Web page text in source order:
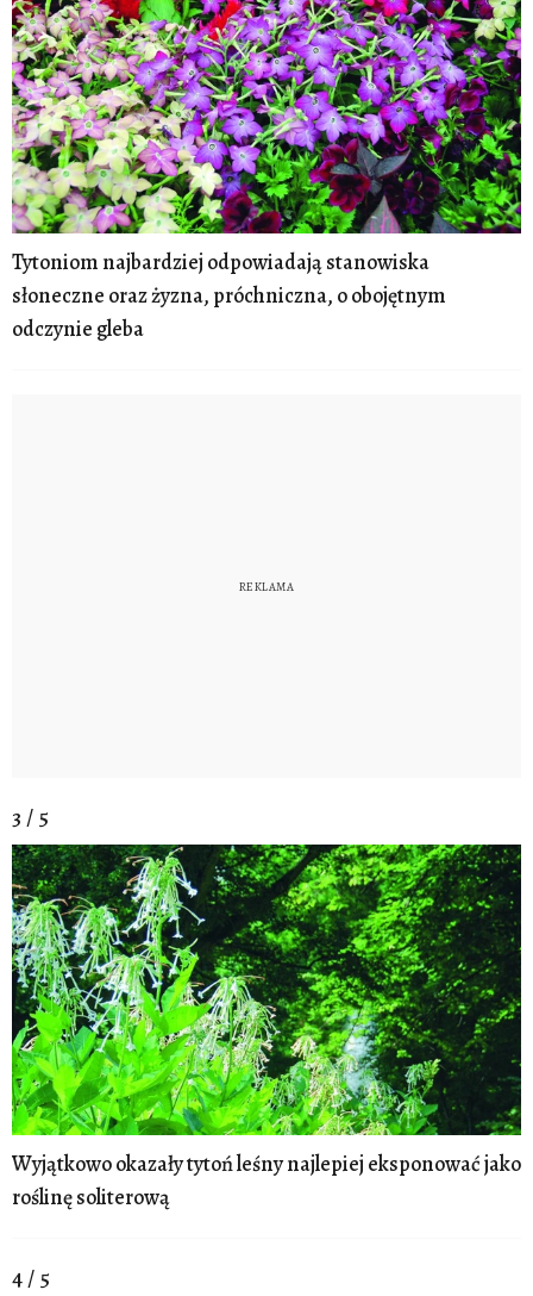
Tytoniom najbardziej odpowiadają stanowiska
słoneczne oraz żyzna, próchniczna, o obojętnym
odczynie gleba
3 / 5
Wyjątkowo okazały tytoń leśny najlepiej eksponować jako
roślinę soliterową
4 / 5